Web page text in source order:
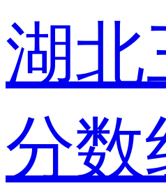
湖北
分数